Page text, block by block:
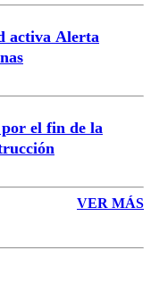
activa Alerta
el fin de la
VER MÁS